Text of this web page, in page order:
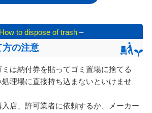
How to dispose of trash –
方の注意
は納付券を貼ってゴミ置場に捨てる
理場に直接持ち込まないといけませ
店、許可業者に依頼するか、メーカー